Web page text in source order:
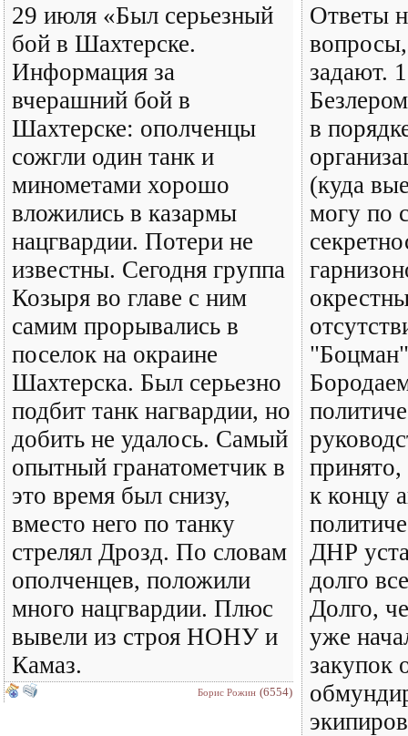
29 июля «Был серьезный
бой в Шахтерске.
Информация за
вчерашний бой в
Шахтерске: ополченцы
сожгли один танк и
минометами хорошо
вложились в казармы
нацгвардии. Потери не
известны. Сегодня группа
Козыря во главе с ним
самим прорывались в
поселок на окраине
Шахтерска. Был серьезно
подбит танк нагвардии, но
добить не удалось. Самый
опытный гранатометчик в
это время был снизу,
вместо него по танку
стрелял Дрозд. По словам
ополченцев, положили
много нацгвардии. Плюс
вывели из строя НОНУ и
Камаз.
Борис Рожин (6554)
Ответы
задают.
в
(куда
могу по
к концу
ДНР
долго
Долго,
уже
закупок